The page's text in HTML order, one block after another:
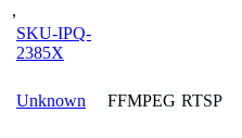
,
SKU-IPQ-
2385X
Unknown FFMPEG RTSP